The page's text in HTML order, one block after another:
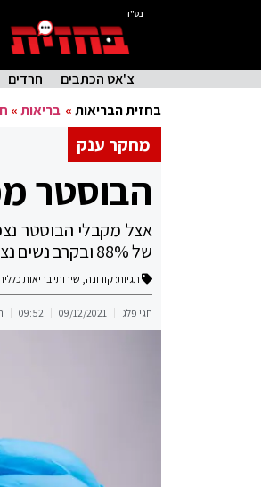
בס"ד
צ'אט הכתבים חרדים
בחזית הבריאות» בריאות»
מחקר ענק
הבוסטר מפחית ב-
של 88% ובקרב נשים נצפתה הפחתה של 94%
תגיות: קורונה, שירותי בריאות
חגי פלג 09/12/2021
09:52